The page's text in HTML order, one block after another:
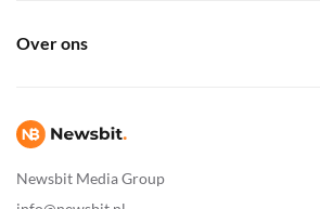
Newsbit Media Group
Over ons